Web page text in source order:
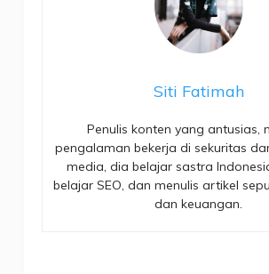
Siti Fatimah
Penulis konten yang antusias,
pengalaman bekerja di sekuritas
media, dia belajar sastra
belajar SEO, dan menulis artikel
dan keuangan.